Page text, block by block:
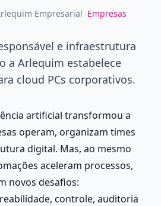
Empresarial Empresas
e infraestrutura
a Arlequim estabelece
cloud PCs corporativos.
artificial transformou a
operam, organizam times
digital. Mas, ao mesmo
aceleram processos,
novos desafios:
controle, auditoria